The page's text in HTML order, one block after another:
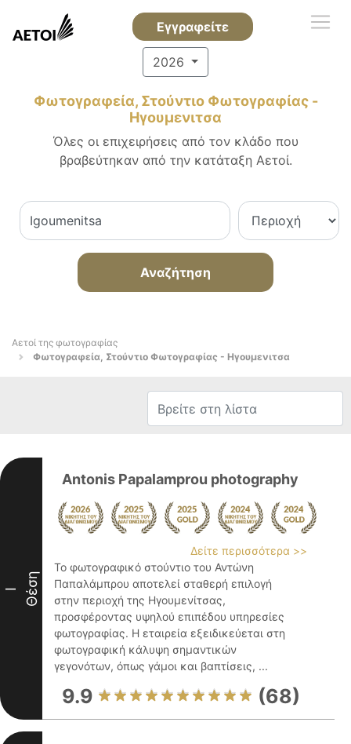
Εγγραφείτε
2026
Φωτογραφεία, Στούντιο Φωτογραφίας -
Ηγουμενιτσα
Όλες οι επιχειρήσεις από τον κλάδο που
βραβεύτηκαν από την κατάταξη Αετοί.
Αναζήτηση
Αετοί της φωτογραφίας
Φωτογραφεία, Στούντιο Φωτογραφίας - Ηγουμενιτσα
I Θέση
Antonis Papalamprou photography
Δείτε περισσότερα >>
Το φωτογραφικό στούντιο του Αντώνη
Παπαλάμπρου αποτελεί σταθερή επιλογή
στην περιοχή της Ηγουμενίτσας,
προσφέροντας υψηλού επιπέδου υπηρεσίες
φωτογραφίας. Η εταιρεία εξειδικεύεται στη
φωτογραφική κάλυψη σημαντικών
γεγονότων, όπως γάμοι και βαπτίσεις, ...
9.9 (68)